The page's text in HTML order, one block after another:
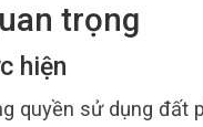
trọng
hiện
quyền sử dụng